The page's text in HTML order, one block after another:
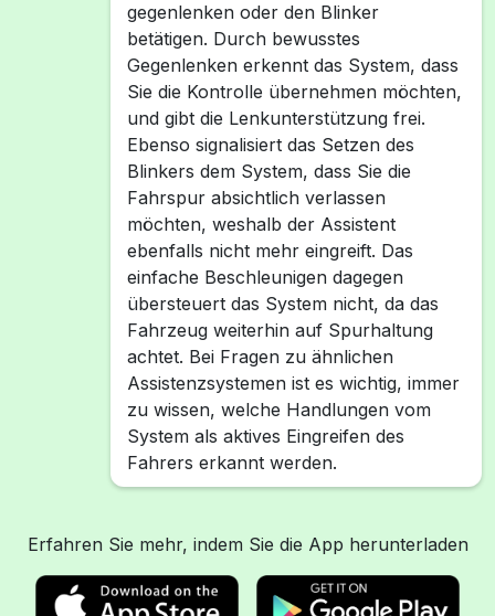
gegenlenken oder den Blinker
betätigen. Durch bewusstes
Gegenlenken erkennt das System, dass
Sie die Kontrolle übernehmen möchten,
und gibt die Lenkunterstützung frei.
Ebenso signalisiert das Setzen des
Blinkers dem System, dass Sie die
Fahrspur absichtlich verlassen
möchten, weshalb der Assistent
ebenfalls nicht mehr eingreift. Das
einfache Beschleunigen dagegen
übersteuert das System nicht, da das
Fahrzeug weiterhin auf Spurhaltung
achtet. Bei Fragen zu ähnlichen
Assistenzsystemen ist es wichtig, immer
zu wissen, welche Handlungen vom
System als aktives Eingreifen des
Fahrers erkannt werden.
Erfahren Sie mehr, indem Sie die App herunterladen